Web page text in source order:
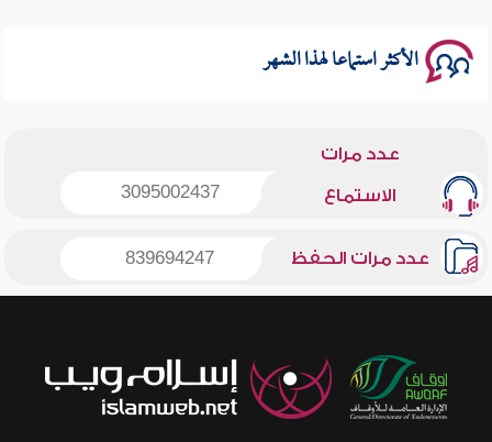
الأكثر استماعا لهذا الشهر
عدد مرات
الاستماع 3095002437
عدد مرات الحفظ 839694247